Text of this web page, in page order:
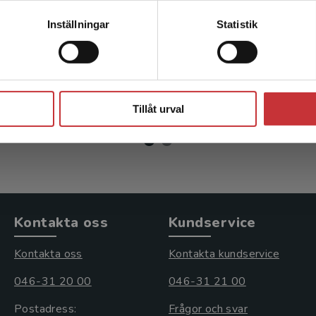
Inställningar Statistik
Tillåt urval
G - Funck, E
inkl. moms
523 kr
övningsbok
351 krinkl. moms
Exkl. moms: 331 kr
Kontakta oss
Kontakta oss
046-31 20 00
Postadress:
Kundservice
Kontakta kundservice
046-31 21 00
Frågor och svar